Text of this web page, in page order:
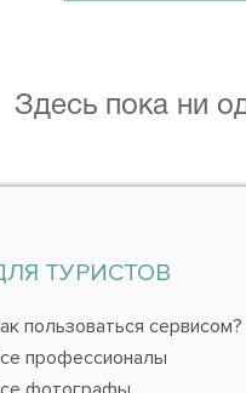
Здесь пока ни
ТУРИСТОВ
пользоваться сервисом?
профессионалы